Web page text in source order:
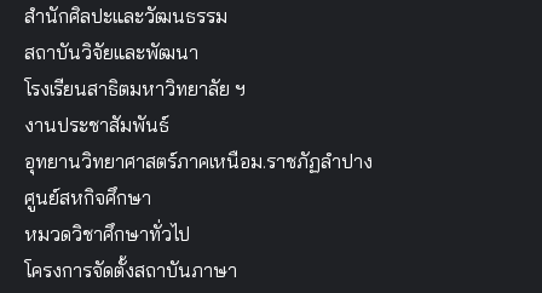
สำนักศิลปะและวัฒนธรรม
สถาบันวิจัยและพัฒนา
โรงเรียนสาธิตมหาวิทยาลัย ฯ
งานประชาสัมพันธ์
อุทยานวิทยาศาสตร์ภาคเหนือม.ราชภัฏลำปาง
ศูนย์สหกิจศึกษา
หมวดวิชาศึกษาทั่วไป
โครงการจัดตั้งสถาบันภาษา